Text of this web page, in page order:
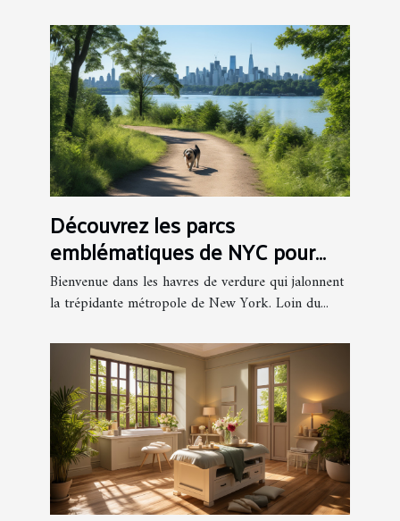
Découvrez les parcs
emblématiques de NYC pour
une escapade nature
Bienvenue dans les havres de verdure qui jalonnent
la trépidante métropole de New York. Loin du...